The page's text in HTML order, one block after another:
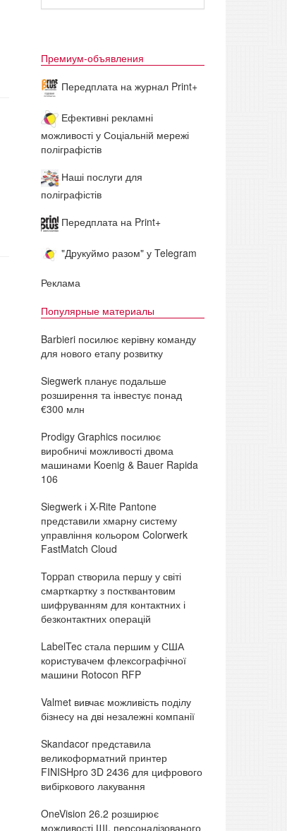
Премиум-объявления
Передплата на журнал Print+
Ефективні рекламні
можливості у Соціальній мережі
поліграфістів
Наші послуги для
поліграфістів
Передплата на Print+
"Друкуймо разом" у Telegram
Реклама
Популярные материалы
Barbieri посилює керівну команду
для нового етапу розвитку
Siegwerk планує подальше
розширення та інвестує понад
€300 млн
Prodigy Graphics посилює
виробничі можливості двома
машинами Koenig & Bauer Rapida
106
Siegwerk і X-Rite Pantone
представили хмарну систему
управління кольором Colorwerk
FastMatch Cloud
Toppan створила першу у світі
смарткартку з постквантовим
шифруванням для контактних і
безконтактних операцій
LabelTec стала першим у США
користувачем флексографічної
машини Rotocon RFP
Valmet вивчає можливість поділу
бізнесу на дві незалежні компанії
Skandacor представила
великоформатний принтер
FINISHpro 3D 2436 для цифрового
вибіркового лакування
OneVision 26.2 розширює
можливості ШІ, персоналізованого